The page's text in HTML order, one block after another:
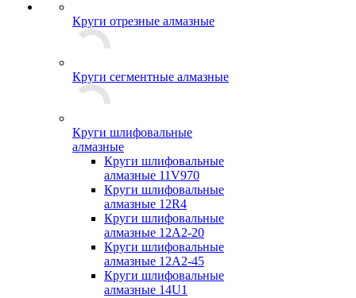
Круги отрезные алмазные
Круги сегментные алмазные
Круги шлифовальные
алмазные
Круги шлифовальные
алмазные 11V970
Круги шлифовальные
алмазные 12R4
Круги шлифовальные
алмазные 12А2-20
Круги шлифовальные
алмазные 12А2-45
Круги шлифовальные
алмазные 14U1